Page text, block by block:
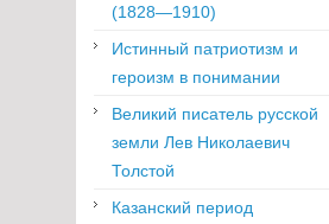
(1828—1910)
Истинный патриотизм и
героизм в понимании
Великий писатель русской
земли Лев Николаевич
Толстой
Казанский период